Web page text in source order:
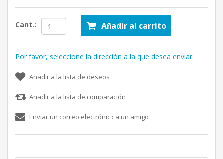
Cant.: Añadir al carrito
Por favor, seleccione la dirección a la que desea enviar
Añadir a la lista de deseos
Añadir a la lista de comparación
Enviar un correo electrónico a un amigo